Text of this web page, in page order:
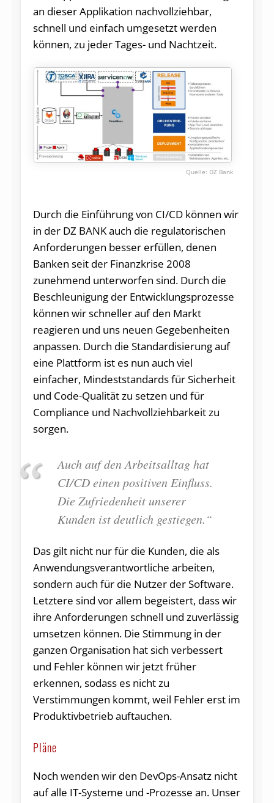
an dieser Applikation nachvollziehbar,
schnell und einfach umgesetzt werden
können, zu jeder Tages- und Nachtzeit.
DZ Bank
Durch die Einführung von CI/CD können wir
in der DZ BANK auch die regulatorischen
Anforderungen besser erfüllen, denen
Banken seit der Finanzkrise 2008
zunehmend unterworfen sind. Durch die
Beschleunigung der Entwicklungsprozesse
können wir schneller auf den Markt
reagieren und uns neuen Gegebenheiten
anpassen. Durch die Standardisierung auf
eine Plattform ist es nun auch viel
einfacher, Mindeststandards für Sicherheit
und Code-Qualität zu setzen und für
Compliance und Nachvollziehbarkeit zu
sorgen.
Auch auf den Arbeitsalltag hat
CI/CD einen positiven Einfluss.
Die Zufriedenheit unserer
Kunden ist deutlich gestiegen.“
Das gilt nicht nur für die Kunden, die als
Anwendungsverantwortliche arbeiten,
sondern auch für die Nutzer der Software.
Letztere sind vor allem begeistert, dass wir
ihre Anforderungen schnell und zuverlässig
umsetzen können. Die Stimmung in der
ganzen Organisation hat sich verbessert
und Fehler können wir jetzt früher
erkennen, sodass es nicht zu
Verstimmungen kommt, weil Fehler erst im
Produktivbetrieb auftauchen.
Pläne
Noch wenden wir den DevOps-Ansatz nicht
auf alle IT-Systeme und -Prozesse an. Unser